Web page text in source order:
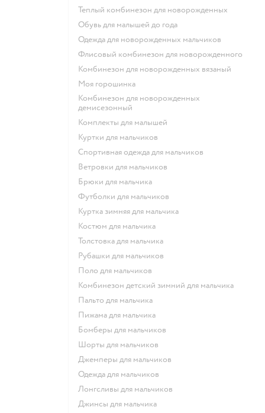
Теплый комбинезон для новорожденных
Обувь для малышей до года
Одежда для новорожденных мальчиков
Флисовый комбинезон для новорожденного
Комбинезон для новорожденных вязаный
Моя горошинка
Комбинезон для новорожденных
демисезонный
Комплекты для малышей
Куртки для мальчиков
Спортивная одежда для мальчиков
Ветровки для мальчиков
Брюки для мальчика
Футболки для мальчиков
Куртка зимняя для мальчика
Костюм для мальчика
Толстовка для мальчика
Рубашки для мальчиков
Поло для мальчиков
Комбинезон детский зимний для мальчика
Пальто для мальчика
Пижама для мальчика
Бомберы для мальчиков
Шорты для мальчиков
Джемперы для мальчиков
Одежда для мальчиков
Лонгсливы для мальчиков
Джинсы для мальчика